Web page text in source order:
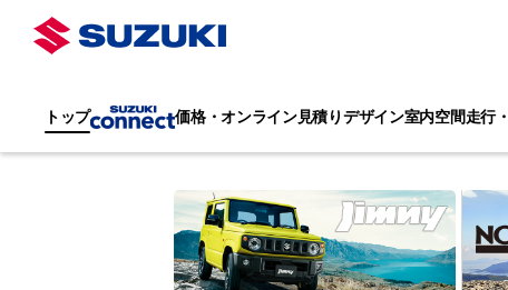
トップ 価格・オンライン見積りデザイン室内空間走行